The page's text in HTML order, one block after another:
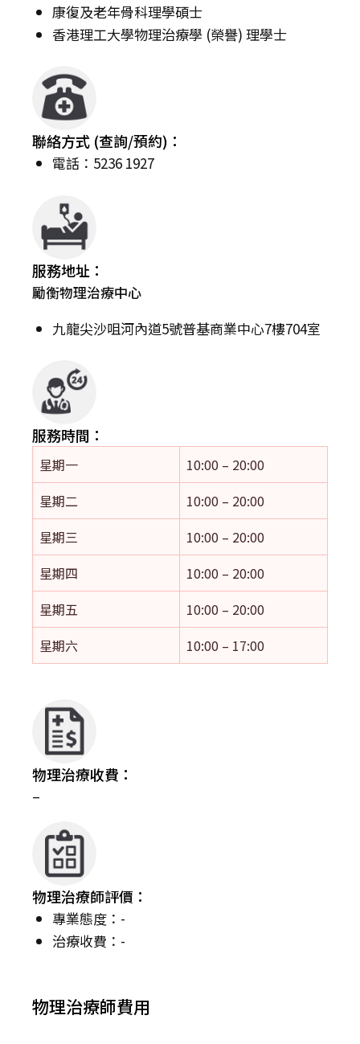
康復及老年骨科理學碩士
香港理工大學物理治療學 (榮譽) 理學士
聯絡方式 (查詢/預約)：
電話：5236 1927
服務地址：
勵衡物理治療中心
九龍尖沙咀河內道5號普基商業中心7樓704室
服務時間：
星期一
10:00 – 20:00
星期二
10:00 – 20:00
星期三
10:00 – 20:00
星期四
10:00 – 20:00
星期五
10:00 – 20:00
星期六
10:00 – 17:00
物理治療收費：
–
物理治療師評價：
專業態度：-
治療收費：-
物理治療師費用